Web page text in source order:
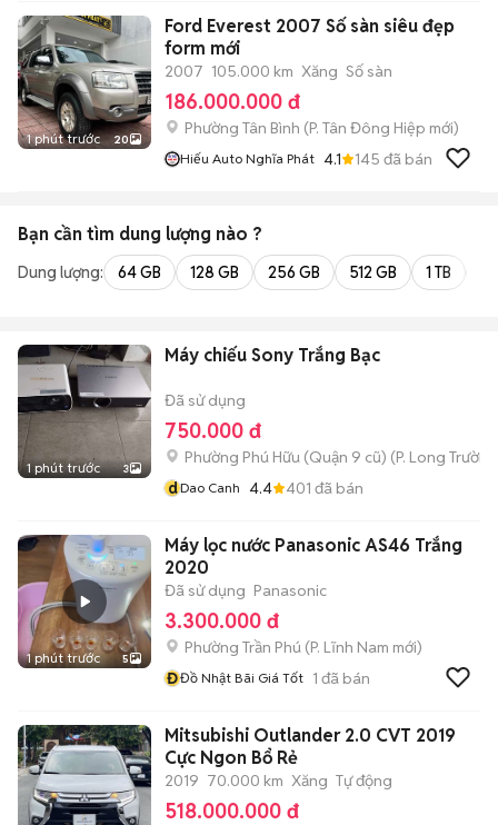
1 phút trước 20
Ford Everest 2007 Số sàn siêu đẹp
form mới
2007 105.000 km Xăng Số sàn
186.000.000 đ
Phường Tân Bình (P. Tân Đông Hiệp mới)
Hiếu Auto Nghĩa Phát 4.1 145 đã bán
Bạn cần tìm dung lượng nào ?
Dung lượng: 64 GB 128 GB 256 GB 512 GB 1 TB
1 phút trước 3
Máy chiếu Sony Trắng Bạc
Đã sử dụng
750.000 đ
Phường Phú Hữu (Quận 9 cũ) (P. Long Trường
dDao Canh 4.4 401 đã bán
1 phút trước 5
Máy lọc nước Panasonic AS46 Trắng
2020
Đã sử dụng Panasonic
3.300.000 đ
Phường Trần Phú (P. Lĩnh Nam mới)
ĐĐồ Nhật Bãi Giá Tốt 1 đã bán
Mitsubishi Outlander 2.0 CVT 2019
Cực Ngon Bổ Rẻ
2019 70.000 km Xăng Tự động
518.000.000 đ